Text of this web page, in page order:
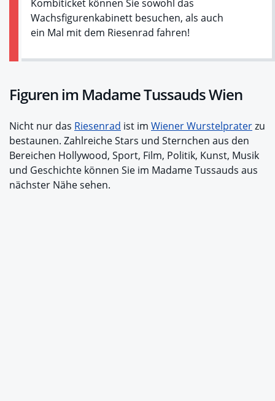
Kombiticket können Sie sowohl das
Wachsfigurenkabinett besuchen, als auch
ein Mal mit dem Riesenrad fahren!
Figuren im Madame Tussauds Wien
Nicht nur das Riesenrad ist im Wiener Wurstelpraterzu
bestaunen. Zahlreiche Stars und Sternchen aus den
Bereichen Hollywood, Sport, Film, Politik, Kunst, Musik
und Geschichte können Sie im Madame Tussauds aus
nächster Nähe sehen.